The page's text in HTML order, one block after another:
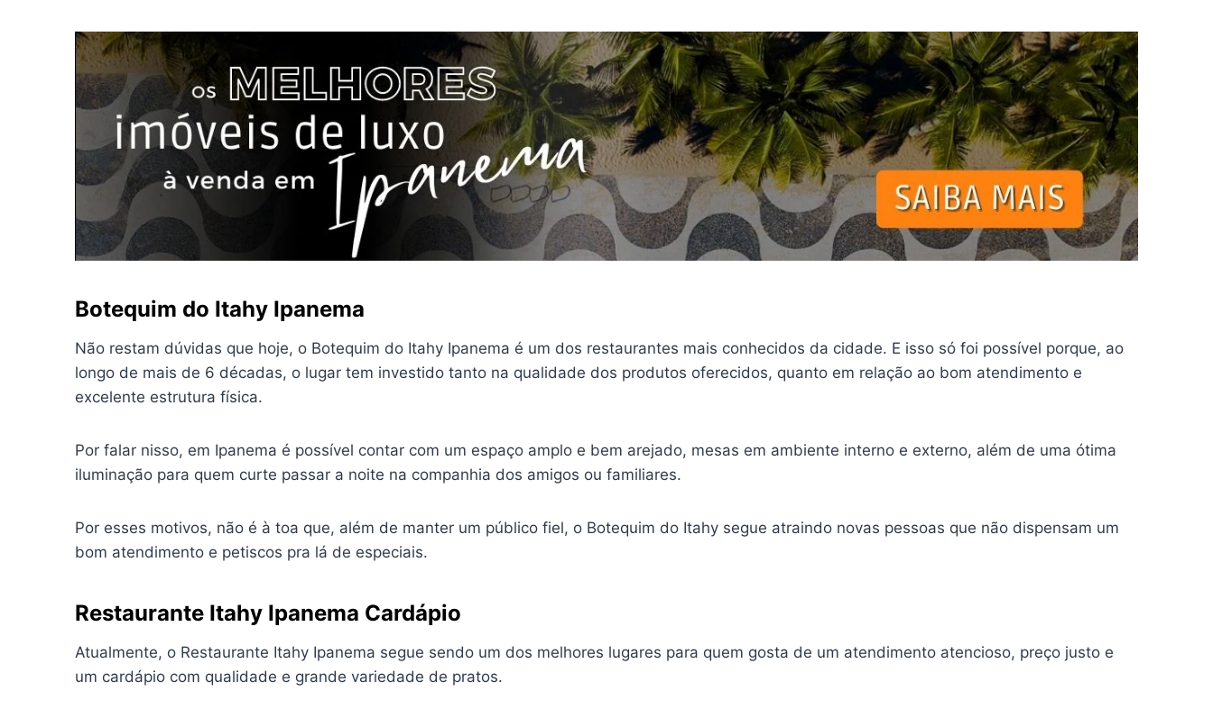
Botequim do Itahy Ipanema
Não restam dúvidas que hoje, o Botequim do Itahy Ipanema é um dos restaurantes mais conhecidos da cidade. E isso só foi possível porque, ao
longo de mais de 6 décadas, o lugar tem investido tanto na qualidade dos produtos oferecidos, quanto em relação ao bom atendimento e
excelente estrutura física.
Por falar nisso, em Ipanema é possível contar com um espaço amplo e bem arejado, mesas em ambiente interno e externo, além de uma ótima
iluminação para quem curte passar a noite na companhia dos amigos ou familiares.
Por esses motivos, não é à toa que, além de manter um público fiel, o Botequim do Itahy segue atraindo novas pessoas que não dispensam um
bom atendimento e petiscos pra lá de especiais.
Restaurante Itahy Ipanema Cardápio
Atualmente, o Restaurante Itahy Ipanema segue sendo um dos melhores lugares para quem gosta de um atendimento atencioso, preço justo e
um cardápio com qualidade e grande variedade de pratos.